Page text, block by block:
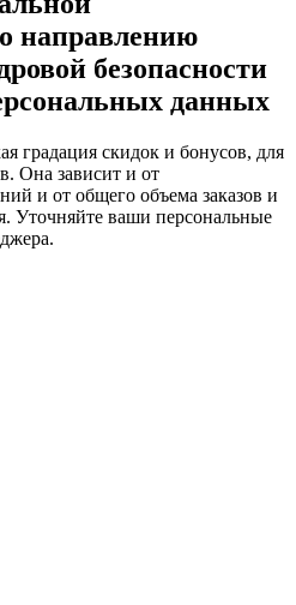
направлению
безопасности
данных
градация скидок и бонусов, для
Она зависит и от
и от общего объема заказов и
Уточняйте ваши персональные